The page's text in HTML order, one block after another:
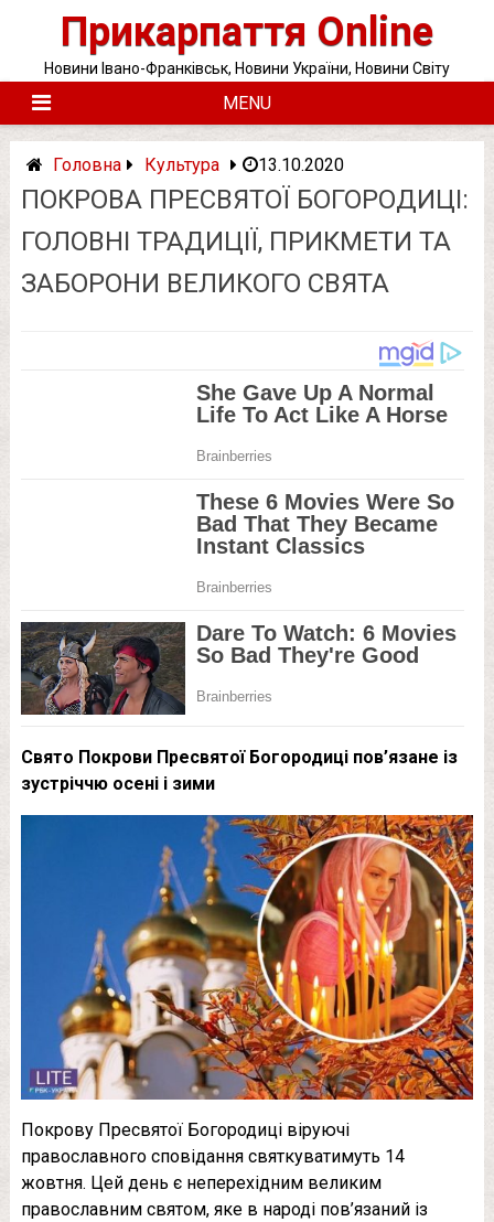
Прикарпаття Online
Новини Івано-Франківськ, Новини України, Новини Світу
MENU
Головна Культура 13.10.2020
ПОКРОВА ПРЕСВЯТОЇ БОГОРОДИЦІ:
ГОЛОВНІ ТРАДИЦІЇ, ПРИКМЕТИ ТА
ЗАБОРОНИ ВЕЛИКОГО СВЯТА
Свято Покрови Пресвятої Богородиці пов’язане із
зустріччю осені і зими
Покрову Пресвятої Богородиці віруючі
православного сповідання святкуватимуть 14
жовтня. Цей день є неперехідним великим
православним святом, яке в народі пов’язаний із